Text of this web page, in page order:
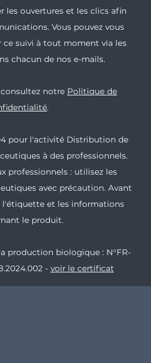
les ouvertures et les clics afin
Vous pouvez vous
ce suivi à tout moment via les
chacun de nos e-mails.
notre Politique de
.
pour l'activité Distribution de
à des professionnels.
professionnels : utilisez les
avec précaution. Avant
et les informations
le produit.
production biologique : N°FR-
- voir le certificat